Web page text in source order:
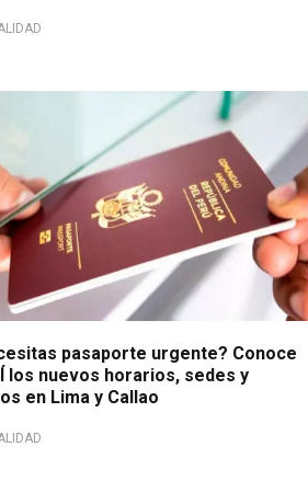
pasaporte urgente? Conoce
los nuevos horarios, sedes y
en Lima y Callao